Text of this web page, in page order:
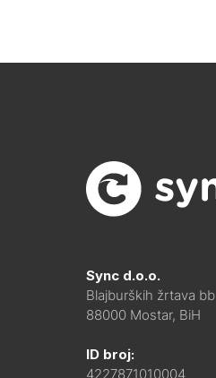
Sync d.o.o.
Blajburških žrtava bb
88000 Mostar, BiH
ID broj:
4227871010004